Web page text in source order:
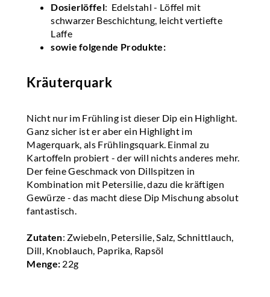
Dosierlöffel: Edelstahl - Löffel mit
schwarzer Beschichtung, leicht vertiefte
Laffe
sowie folgende Produkte:
Kräuterquark
Nicht nur im Frühling ist dieser Dip ein Highlight.
Ganz sicher ist er aber ein Highlight im
Magerquark, als Frühlingsquark. Einmal zu
Kartoffeln probiert - der will nichts anderes mehr.
Der feine Geschmack von Dillspitzen in
Kombination mit Petersilie, dazu die kräftigen
Gewürze - das macht diese Dip Mischung absolut
fantastisch.
Zutaten: Zwiebeln, Petersilie, Salz, Schnittlauch,
Dill, Knoblauch, Paprika, Rapsöl
Menge: 22g